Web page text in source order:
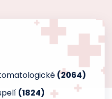
(2064)
(1824)